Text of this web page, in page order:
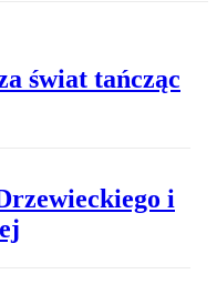
świat tańcząc
i